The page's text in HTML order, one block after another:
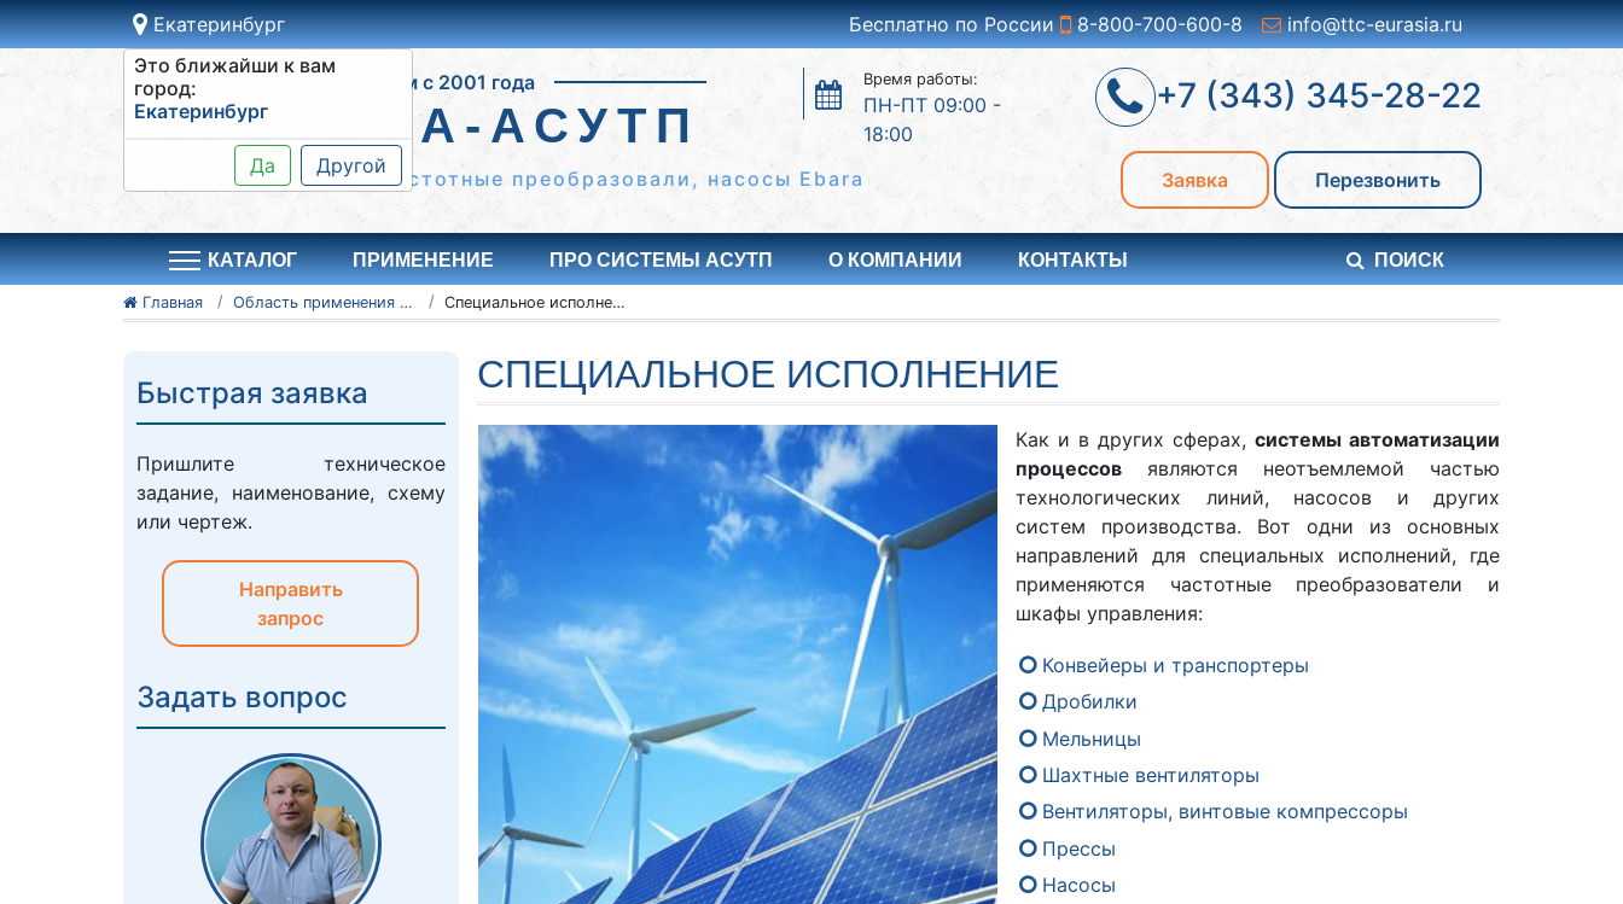
Екатеринбург
Это ближайши к вам
город:
Екатеринбург
Да Другой
Бесплатно по России 8-800-700-600-8 info@ttc-eurasia.ru
Работаем с 2001 года
СИСТЕМА-АСУТП
Время работы:
ПН-ПТ 09:00 -
18:00
Шкафы управления, частотные преобразовали, насосы Ebara
+7 (343) 345-28-22
Заявка Перезвонить
КАТАЛОГ ПРИМЕНЕНИЕ ПРО СИСТЕМЫ АСУТП О КОМПАНИИ КОНТАКТЫ ПОИСК
Главная Область применения систем АСУТП Специальное исполнение
СПЕЦИАЛЬНОЕ ИСПОЛНЕНИЕ
Как и в других сферах,системы автоматизации
процессов являются неотъемлемой частью
технологических линий, насосов и других
систем производства. Вот одни из основных
направлений для специальных исполнений, где
применяются частотные преобразователи и
шкафы управления:
Конвейеры и транспортеры
Дробилки
Мельницы
Шахтные вентиляторы
Вентиляторы, винтовые компрессоры
Прессы
Насосы
Быстрая заявка
Пришлите техническое
задание, наименование, схему
или чертеж.
Направить
запрос
Задать вопрос